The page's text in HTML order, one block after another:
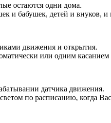
остаются одни дома.
и бабушек, детей и внуков,
движения и открытия.
или одним касанием
датчика движения.
по расписанию, когда